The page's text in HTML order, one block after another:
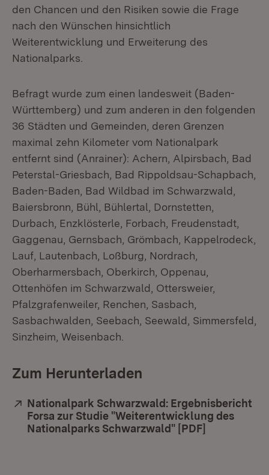
den Chancen und den Risiken sowie die Frage
nach den Wünschen hinsichtlich
Weiterentwicklung und Erweiterung des
Nationalparks.
Befragt wurde zum einen landesweit (Baden-
Württemberg) und zum anderen in den folgenden
36 Städten und Gemeinden, deren Grenzen
maximal zehn Kilometer vom Nationalpark
entfernt sind (Anrainer): Achern, Alpirsbach, Bad
Peterstal-Griesbach, Bad Rippoldsau-Schapbach,
Baden-Baden, Bad Wildbad im Schwarzwald,
Baiersbronn, Bühl, Bühlertal, Dornstetten,
Durbach, Enzklösterle, Forbach, Freudenstadt,
Gaggenau, Gernsbach, Grömbach, Kappelrodeck,
Lauf, Lautenbach, Loßburg, Nordrach,
Oberharmersbach, Oberkirch, Oppenau,
Ottenhöfen im Schwarzwald, Ottersweier,
Pfalzgrafenweiler, Renchen, Sasbach,
Sasbachwalden, Seebach, Seewald, Simmersfeld,
Sinzheim, Weisenbach.
Zum Herunterladen
Extern:
Nationalpark Schwarzwald: Ergebnisbericht
Forsa zur Studie "Weiterentwicklung des
Nationalparks Schwarzwald" [PDF]